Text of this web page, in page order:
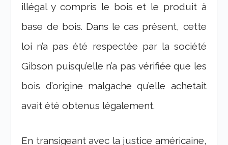
illégal y compris le bois et le produit à
base de bois. Dans le cas présent, cette
loi n’a pas été respectée par la société
Gibson puisqu’elle n’a pas vérifiée que les
bois d’origine malgache qu’elle achetait
avait été obtenus légalement.
En transigeant avec la justice américaine,